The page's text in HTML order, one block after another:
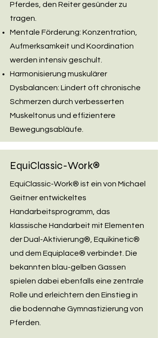
Pferdes, den Reiter gesünder zu
tragen.
Mentale Förderung: Konzentration,
Aufmerksamkeit und Koordination
werden intensiv geschult.
Harmonisierung muskulärer
Dysbalancen: Lindert oft chronische
Schmerzen durch verbesserten
Muskeltonus und effizientere
Bewegungsabläufe.
EquiClassic-Work®
EquiClassic-Work® ist ein von Michael
Geitner entwickeltes
Handarbeitsprogramm, das
klassische Handarbeit mit Elementen
der Dual-Aktivierung®, Equikinetic®
und dem Equiplace® verbindet. Die
bekannten blau-gelben Gassen
spielen dabei ebenfalls eine zentrale
Rolle und erleichtern den Einstieg in
die bodennahe Gymnastizierung von
Pferden.